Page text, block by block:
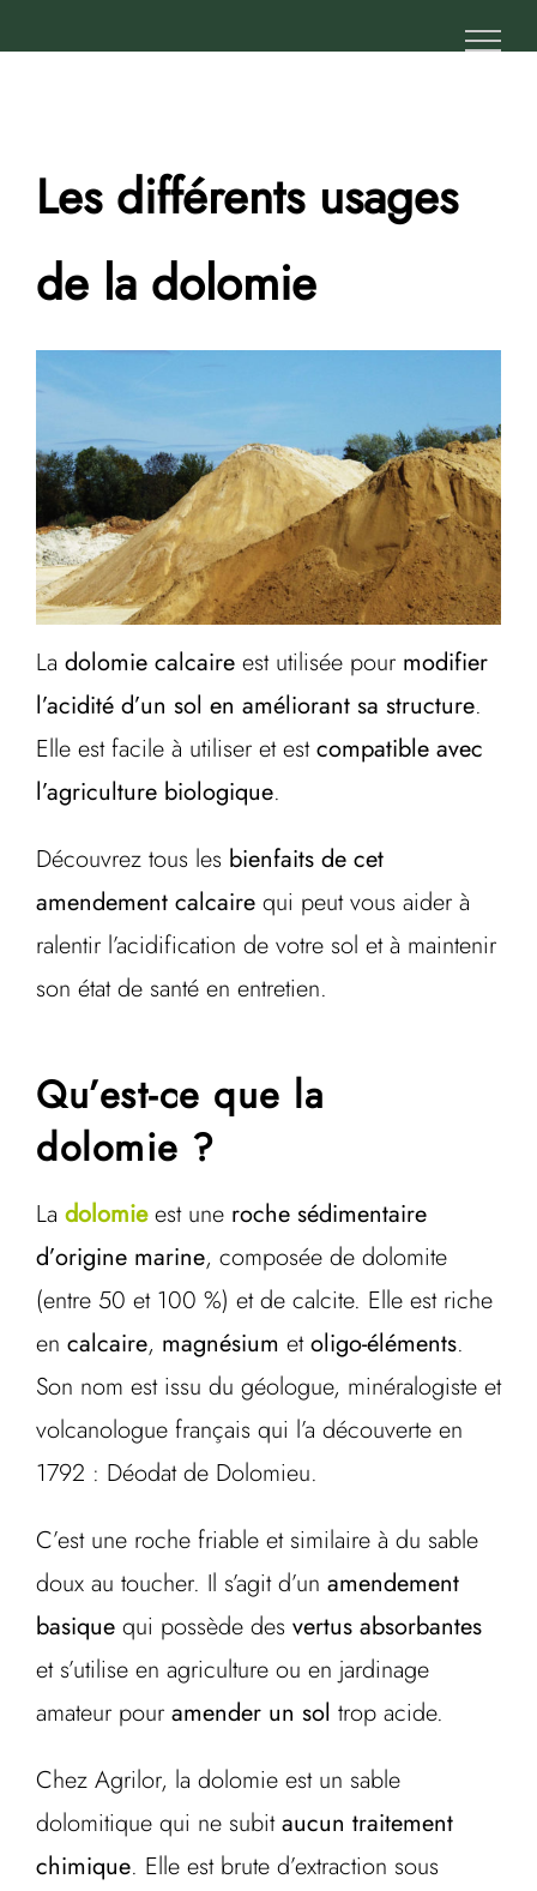
Les différents usages
de la dolomie
La dolomie calcaire est utilisée pour modifier
l’acidité d’un sol en améliorant sa structure.
Elle est facile à utiliser et estcompatible avec
l’agriculture biologique.
Découvrez tous les bienfaits de cet
amendement calcaire qui peut vous aider à
ralentir l’acidification de votre sol et à maintenir
son état de santé en entretien.
Qu’est-ce que la
dolomie ?
La dolomieest une roche sédimentaire
d’origine marine, composée de dolomite
(entre 50 et 100 %) et de calcite. Elle est riche
en calcaire, magnésium etoligo-éléments.
Son nom est issu du géologue, minéralogiste et
volcanologue français qui l’a découverte en
1792 : Déodat de Dolomieu.
C’est une roche friable et similaire à du sable
doux au toucher. Il s’agit d’un amendement
basique qui possède des vertus absorbantes
et s’utilise en agriculture ou en jardinage
amateur pour amender un sol trop acide.
Chez Agrilor, la dolomie est un sable
dolomitique qui ne subitaucun traitement
chimique. Elle est brute d’extraction sous